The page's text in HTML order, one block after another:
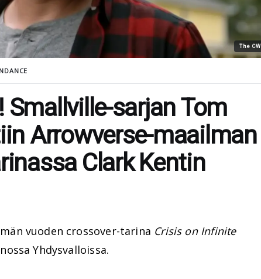
The CW
Smallville-sarjan Tom
Arrowverse-maailman
Clark Kentin
vuoden crossover-tarina Crisis on Infinite
Yhdysvalloissa.